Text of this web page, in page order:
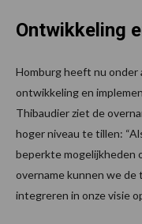
Ontwikkeling
Homburg heeft nu onder
ontwikkeling en
Thibaudier ziet de
hoger niveau te tillen:
beperkte mogelijkheden
overname kunnen we
integreren in onze visie